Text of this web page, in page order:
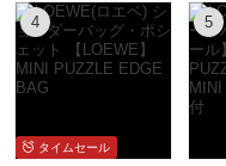
4
タイムセール
5